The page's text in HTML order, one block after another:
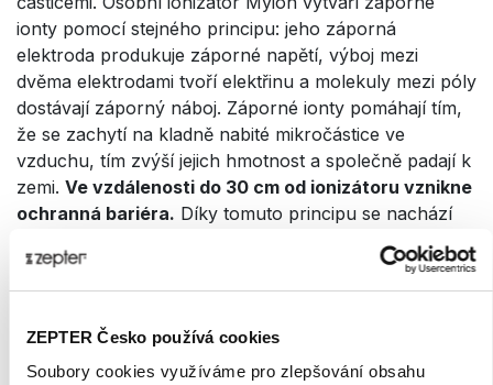
ZEPTER Česko používá cookies
Soubory cookies využíváme pro zlepšování obsahu
ionty pomocí stejného principu: jeho záporná
elektroda produkuje záporné napětí, výboj mezi
dvěma elektrodami tvoří elektřinu a molekuly mezi póly
dostávají záporný náboj. Záporné ionty pomáhají tím,
že se zachytí na kladně nabité mikročástice ve
vzduchu, tím zvýší jejich hmotnost a společně padají k
zemi. Ve vzdálenosti do 30 cm od ionizátoru vznikne
ochranná bariéra. Díky tomuto principu se nachází
ve vaší dýchací zóně čistý vzduch zbavený virů,
bakterií, alergenů, vzdušných patogenů, prachu a
částic PM
.